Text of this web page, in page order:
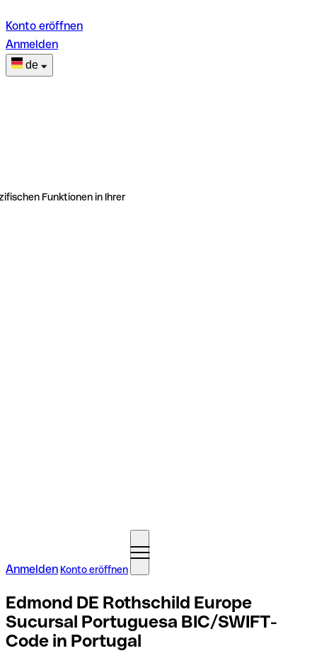
Konto eröffnen
Anmelden
de
Funktionen in Ihrer
Anmelden Konto eröffnen
Edmond DE Rothschild Europe
Sucursal Portuguesa BIC/SWIFT-
Code in Portugal